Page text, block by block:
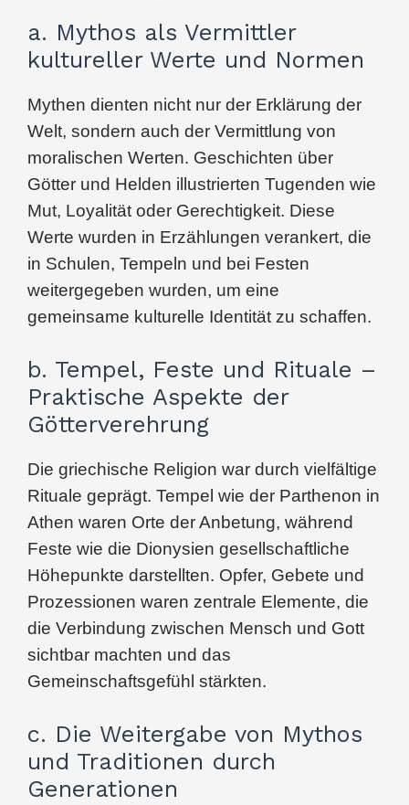
a. Mythos als Vermittler
kultureller Werte und Normen
Mythen dienten nicht nur der Erklärung der
Welt, sondern auch der Vermittlung von
moralischen Werten. Geschichten über
Götter und Helden illustrierten Tugenden wie
Mut, Loyalität oder Gerechtigkeit. Diese
Werte wurden in Erzählungen verankert, die
in Schulen, Tempeln und bei Festen
weitergegeben wurden, um eine
gemeinsame kulturelle Identität zu schaffen.
b. Tempel, Feste und Rituale –
Praktische Aspekte der
Götterverehrung
Die griechische Religion war durch vielfältige
Rituale geprägt. Tempel wie der Parthenon in
Athen waren Orte der Anbetung, während
Feste wie die Dionysien gesellschaftliche
Höhepunkte darstellten. Opfer, Gebete und
Prozessionen waren zentrale Elemente, die
die Verbindung zwischen Mensch und Gott
sichtbar machten und das
Gemeinschaftsgefühl stärkten.
c. Die Weitergabe von Mythos
und Traditionen durch
Generationen